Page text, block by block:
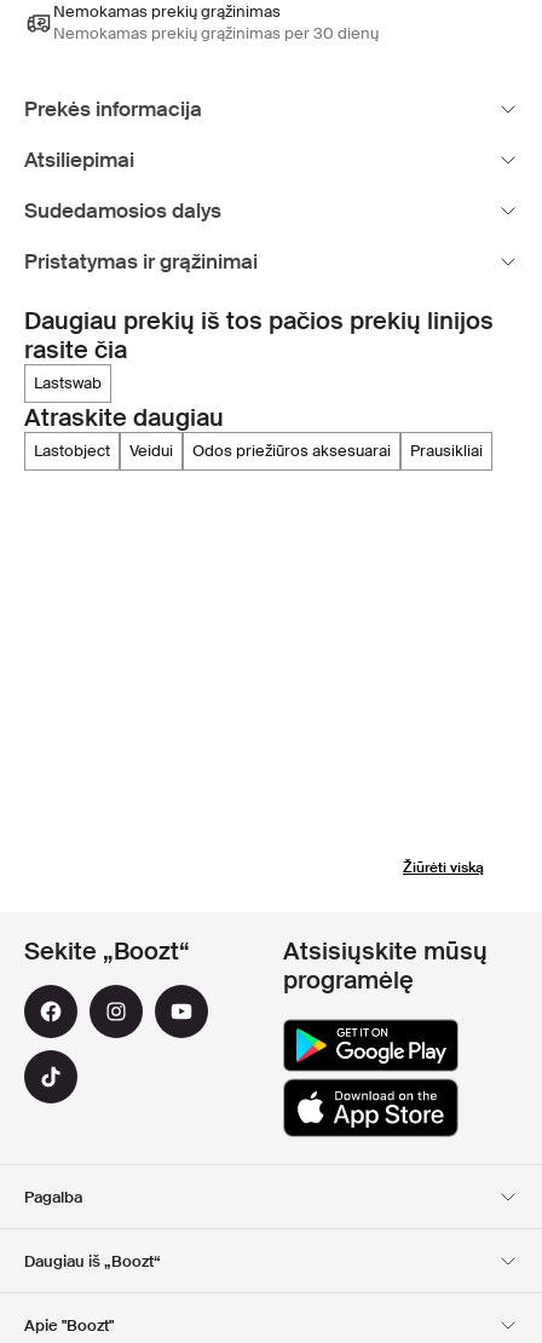
Nemokamas prekių grąžinimas
Nemokamas prekių grąžinimas per 30 dienų
Prekės informacija
Atsiliepimai
Sudedamosios dalys
Pristatymas ir grąžinimai
Daugiau prekių iš tos pačios prekių linijos
rasite čia
lastswab
Atraskite daugiau
lastobject veidui odos priežiūros aksesuarai prausikliai
Žiūrėti viską
Pagalba
Daugiau iš „Boozt“
Apie "Boozt"
Sekite „Boozt“
Atsisiųskite mūsų
programėlę